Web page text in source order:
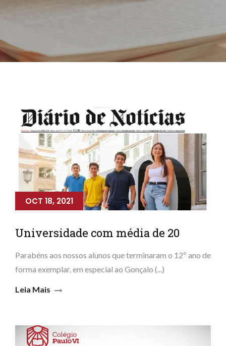
OCT 18, 2021
Universidade com média de 20
Parabéns aos nossos alunos que terminaram o 12º ano de
forma exemplar, em especial ao Gonçalo (...)
Leia Mais